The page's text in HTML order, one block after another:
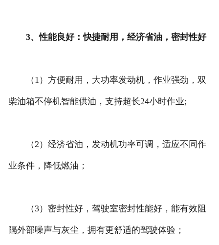
3、性能良好：快捷耐用，经济省油，密封性好
（1）方便耐用，大功率发动机，作业强劲，双
柴油箱不停机智能供油，支持超长24小时作业;
（2）经济省油，发动机功率可调，适应不同作
业条件，降低燃油；
（3）密封性好，驾驶室密封性能好，能有效阻
隔外部噪声与灰尘，拥有更舒适的驾驶体验；